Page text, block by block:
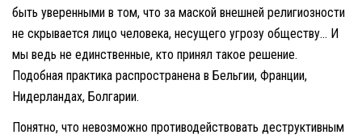
быть уверенными в том, что за маской внешней религиозности
не скрывается лицо человека, несущего угрозу обществу… И
мы ведь не единственные, кто принял такое решение.
Подобная практика распространена в Бельгии, Франции,
Нидерландах, Болгарии.
Понятно, что невозможно противодействовать деструктивным